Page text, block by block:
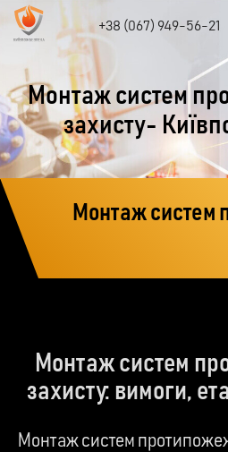
+38 (067) 949-56-21
Монтаж систем
захисту-
Монтаж систем
Монтаж систем
захисту: вимоги,
Монтаж систем